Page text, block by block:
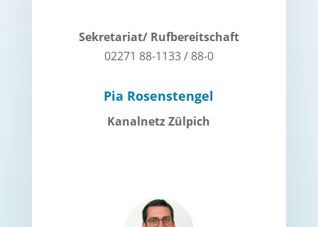
Sekretariat/ Rufbereitschaft
02271 88-1133 / 88-0
Pia Rosenstengel
Kanalnetz Zülpich